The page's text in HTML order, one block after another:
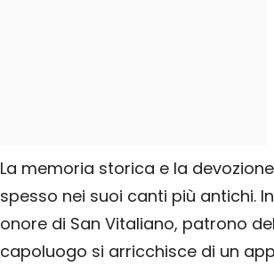
La memoria storica e la
spesso nei suoi canti più antichi.
onore di San Vitaliano, patrono
capoluogo si arricchisce di un